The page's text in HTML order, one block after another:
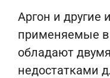
Аргон и другие
применяемые в
обладают
недостатками